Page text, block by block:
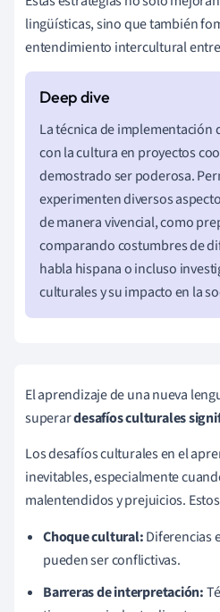
lingüísticas, sino que también
entendimiento intercultural
La técnica de implementación
con la cultura en proyectos
demostrado ser poderosa.
experimenten diversos
de manera vivencial, como
comparando costumbres de
habla hispana o incluso
culturales y su impacto en la
El aprendizaje de una nueva
superardesafíos culturales
Los desafíos culturales en el
inevitables, especialmente
malentendidos y prejuicios.
Choque cultural:Diferencias
pueden ser conflictivas.
Barreras de interpretación: